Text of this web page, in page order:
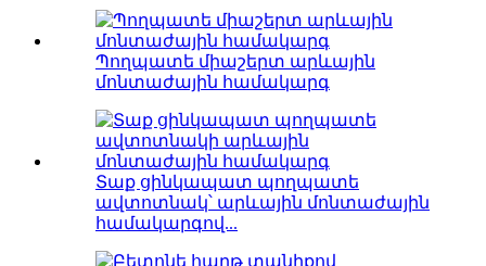
Պողպատե միաշերտ արևային
մոնտաժային համակարգ
Տաք ցինկապատ պողպատե
ավտոտնակ՝ արևային մոնտաժային
համակարգով...